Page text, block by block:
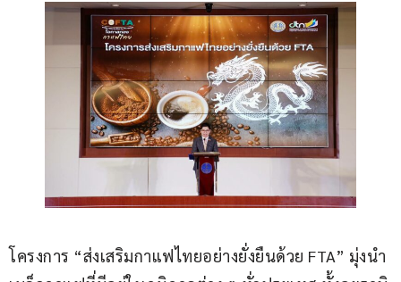
โครงการ “ส่งเสริมกาแฟไทยอย่างยั่งยืนด้วย FTA” มุ่งนำ